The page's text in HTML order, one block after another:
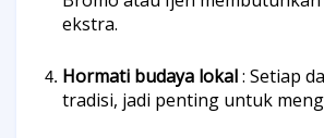
ekstra.
Hormati budaya lokal: Setiap
tradisi, jadi penting untuk